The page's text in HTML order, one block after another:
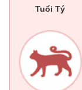
Tuổi Tý